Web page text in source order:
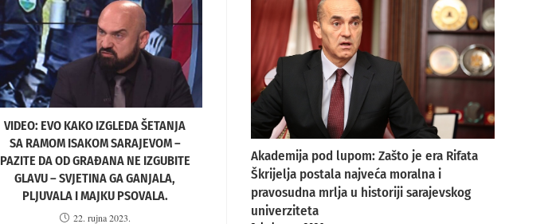
VIDEO: EVO KAKO IZGLEDA ŠETANJA
SA RAMOM ISAKOM SARAJEVOM –
PAZITE DA OD GRAĐANA NE IZGUBITE
GLAVU – SVJETINA GA GANJALA,
PLJUVALA I MAJKU PSOVALA.
22. rujna 2023.
Akademija pod lupom: Zašto je era Rifata
Škrijelja postala najveća moralna i
pravosudna mrlja u historiji sarajevskog
univerziteta